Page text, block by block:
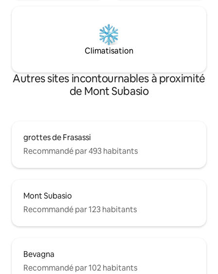
Climatisation
Autres sites incontournables à proximité
de Mont Subasio
grottes de Frasassi
Recommandé par 493 habitants
Mont Subasio
Recommandé par 123 habitants
Bevagna
Recommandé par 102 habitants